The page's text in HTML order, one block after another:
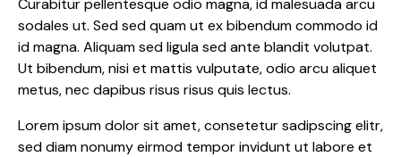
Curabitur pellentesque odio magna, id malesuada arcu
sodales ut. Sed sed quam ut ex bibendum commodo id
id magna. Aliquam sed ligula sed ante blandit volutpat.
Ut bibendum, nisi et mattis vulputate, odio arcu aliquet
metus, nec dapibus risus risus quis lectus.
Lorem ipsum dolor sit amet, consetetur sadipscing elitr,
sed diam nonumy eirmod tempor invidunt ut labore et